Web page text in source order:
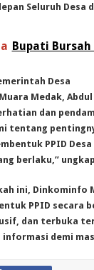
Seluruh
Bupati
Desa
Medak,
dan
tentang
PPID
berlaku,”
ini, Dinkominfo
PPID secara
dan terbuka
demi